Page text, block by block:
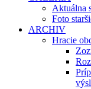
Aktuálna
Foto
ARCHIV
Hracie